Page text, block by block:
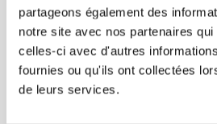
partageons également des
notre site avec nos partenaires
celles-ci avec d'autres
fournies ou qu'ils ont collectées
de leurs services.
Etape 1 - Tri